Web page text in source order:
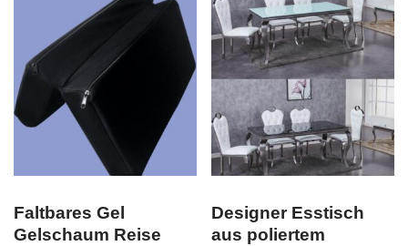
Faltbares Gel
Gelschaum Reise
Designer Esstisch
aus poliertem